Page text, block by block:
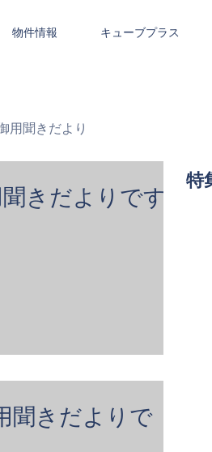
物件情報 キューブプラス
用聞きだより
きだよりです!
聞きだよりで
特